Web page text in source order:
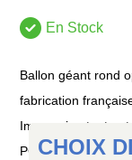
En Stock
Ballon géant rond
fabrication
Impression tout
PC de 1 ballon
CHOIX